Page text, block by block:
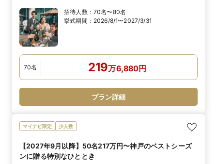
招待人数： 70名〜80名
挙式期間： 2026/8/1〜2027/3/31
70名 219万6,880円
プラン詳細
マイナビ限定 少人数
【2027年9月以降】50名217万円〜神戸のベストシーズ
ンに贈る特別なひととき